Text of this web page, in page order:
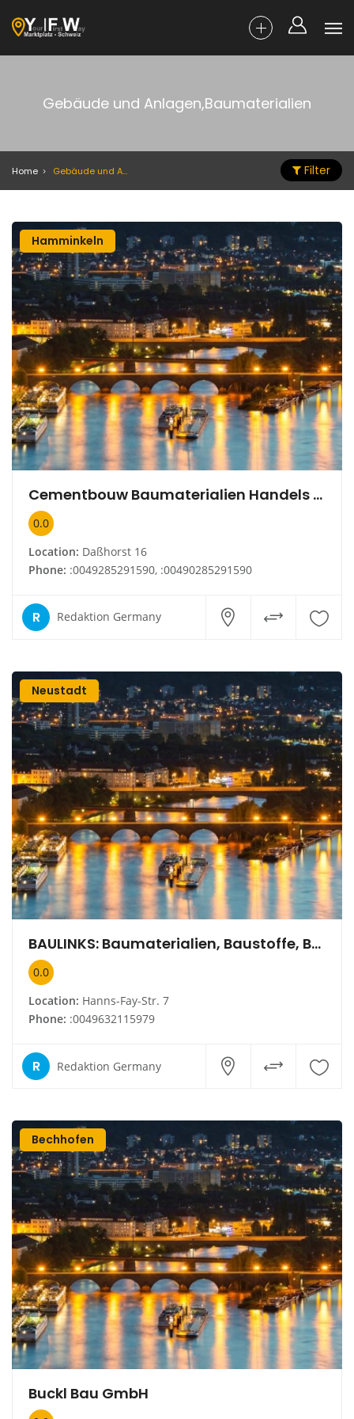
Gebäude und Anlagen,Baumaterialien
Home Gebäude und Anlagen,Baumaterialien Filter
Hamminkeln
Cementbouw Baumaterialien Handels GmbH
0.0
Location: Daßhorst 16
Phone: :0049285291590, :00490285291590
R Redaktion Germany
Neustadt
BAULINKS: Baumaterialien, Baustoffe, Bauprodukte
0.0
Location: Hanns-Fay-Str. 7
Phone: :0049632115979
R Redaktion Germany
Bechhofen
Buckl Bau GmbH